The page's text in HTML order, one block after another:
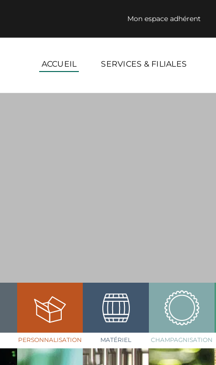
Mon espace adhérent
ACCUEIL SERVICES & FILIALES
PERSONNALISATION MATÉRIEL CHAMPAGNISATION